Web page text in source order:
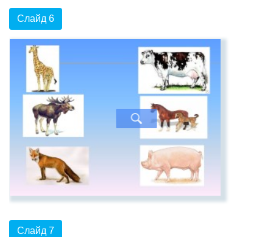
Слайд 6
Слайд 7